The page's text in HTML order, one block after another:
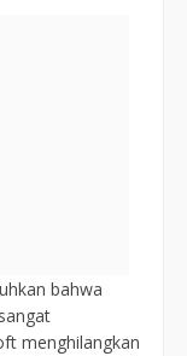
bahwa
menghilangkan